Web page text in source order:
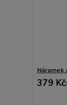
Náramek
379 Kč/